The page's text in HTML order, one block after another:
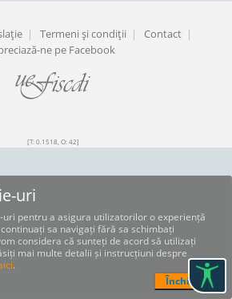
| Termeni şi condiţii | Contact |
ne pe Facebook
[T: 0.1518, O: 42]
uri
uri pentru a asigura utilizatorilor o experiență
sa navigați fără sa schimbați
considera că sunteți de acord să utilizați
mai multe detalii și instrucțiuni despre
.